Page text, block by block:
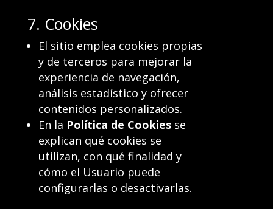
7. Cookies
El sitio emplea cookies propias
y de terceros para mejorar la
experiencia de navegación,
análisis estadístico y ofrecer
contenidos personalizados.
En la Política de Cookies se
explican qué cookies se
utilizan, con qué finalidad y
cómo el Usuario puede
configurarlas o desactivarlas.